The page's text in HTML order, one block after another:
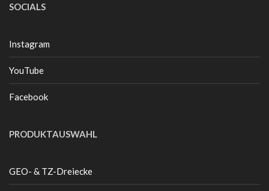
SOCIALS
Instagram
YouTube
Facebook
PRODUKTAUSWAHL
GEO- & TZ-Dreiecke